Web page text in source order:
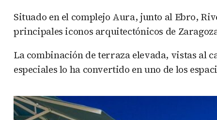
Situado en el complejo Aura, junto al Ebro,
principales iconos arquitectónicos de
La combinación de terraza elevada, vistas al
especiales lo ha convertido en uno de los